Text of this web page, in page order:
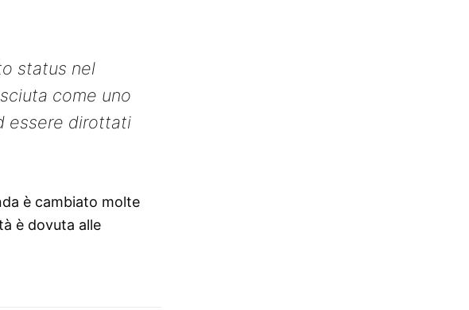
status nel
come uno
essere dirottati
è cambiato molte
è dovuta alle